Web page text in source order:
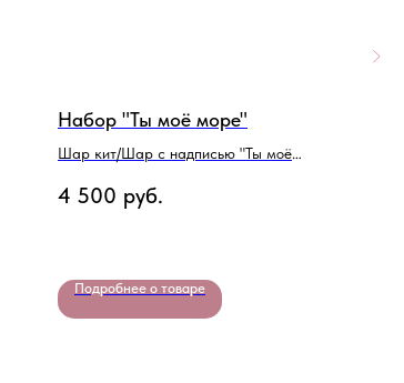
Набор "Ты моё море"
Шар кит/Шар с надписью "Ты моё
4 500 руб.
Подробнее о товаре